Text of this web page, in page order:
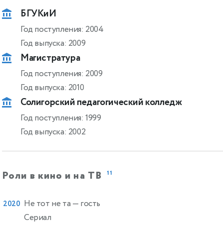
БГУКиИ
Год поступления: 2004
Год выпуска: 2009
Магистратура
Год поступления: 2009
Год выпуска: 2010
Солигорский педагогический колледж
Год поступления: 1999
Год выпуска: 2002
Роли в кино и на ТВ11
2020 Не тот не та — гость
Сериал